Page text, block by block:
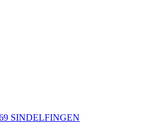
SINDELFINGEN